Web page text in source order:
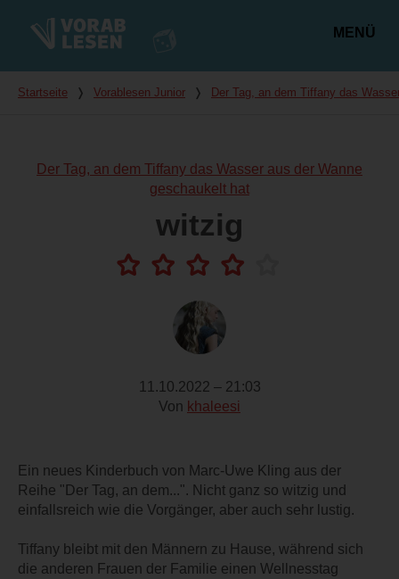
MENÜ
Du bist hier
Startseite ❭ Vorablesen Junior ❭ Der Tag, an dem Tiffany das
Der Tag, an dem Tiffany das Wasser aus der Wanne
geschaukelt hat
witzig
11.10.2022 – 21:03
Von khaleesi
Ein neues Kinderbuch von Marc-Uwe Kling aus der
Reihe "Der Tag, an dem...". Nicht ganz so witzig und
einfallsreich wie die Vorgänger, aber auch sehr lustig.
Tiffany bleibt mit den Männern zu Hause, während sich
die anderen Frauen der Familie einen Wellnesstag